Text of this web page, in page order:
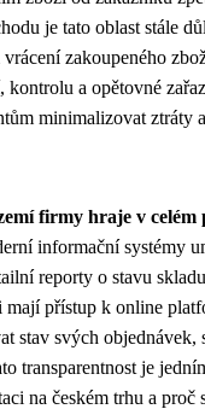
je tato oblast stále
zakoupeného
kontrolu a opětovné
minimalizovat ztráty
firmy hraje v
informační systémy
reporty o stavu
přístup k online
stav svých
transparentnost je
na českém trhu a